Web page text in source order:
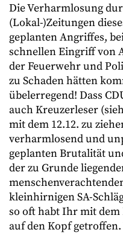
Die Verharmlosung
(Lokal-)Zeitungen
geplanten Angriffes,
schnellen Eingriff von
der Feuerwehr und
zu Schaden hätten
übelerregend! Dass
auch Kreuzerleser
mit dem 12.12. zu
verharmlosend und
geplanten Brutalität
der zu Grunde
kleinhirnigen SA-
so oft habt Ihr mit
auf den Kopf getroffen.